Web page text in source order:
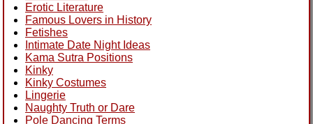
Erotic Literature
Famous Lovers in History
Fetishes
Intimate Date Night Ideas
Kama Sutra Positions
Kinky
Kinky Costumes
Lingerie
Naughty Truth or Dare
Pole Dancing Terms